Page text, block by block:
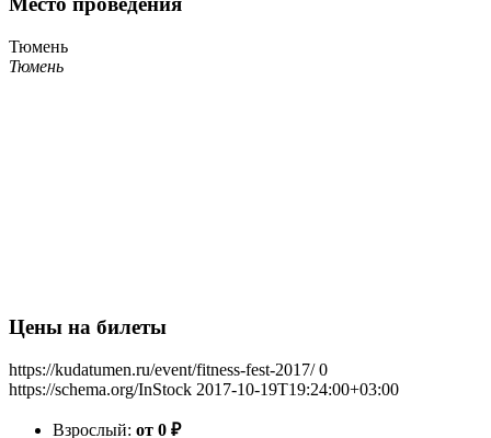
Тюмень
Тюмень
Цены на билеты
https://kudatumen.ru/event/fitness-fest-2017/ 0
https://schema.org/InStock 2017-10-19T19:24:00+03:00
Взрослый: от 0 ₽